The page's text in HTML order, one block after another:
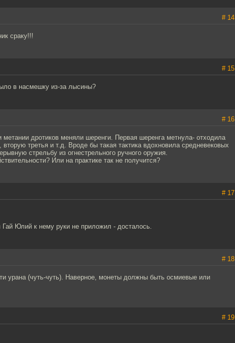
# 14
сраку!!!
# 15
в насмешку из-за лысины?
# 16
дротиков меняли шеренги. Первая шеренга метнула- отходила
третья и т.д. Вроде бы такая тактика вдохновила средневековых
стрельбу из огнестрельного ручного оружия.
Или на практике так не получится?
# 17
Гай Юлий к нему руки не приложил - досталось.
# 18
урана (чуть-чуть). Наверное, монеты должны быть осмиевые или
# 19